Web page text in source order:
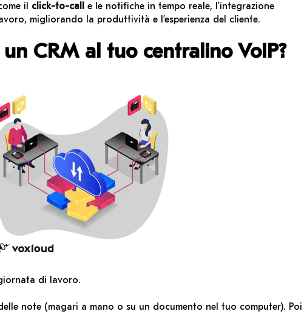
il click-to-call
e le notifiche in tempo reale, l’integrazione
migliorando la produttività e l’esperienza del cliente.
CRM al tuo centralino VoIP?
di lavoro.
note (magari a mano o su un documento nel tuo computer). Poi